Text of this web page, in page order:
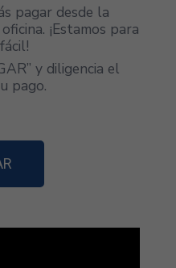
pagar desde la
¡Estamos para
y diligencia el
pago.